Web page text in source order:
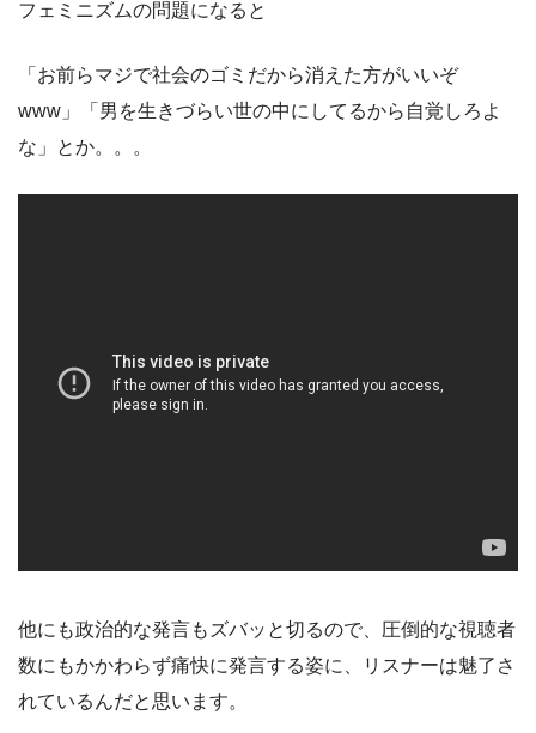
フェミニズムの問題になると
「お前らマジで社会のゴミだから消えた方がいいぞ
www」「男を生きづらい世の中にしてるから自覚しろよ
な」とか。。。
他にも政治的な発言もズバッと切るので、圧倒的な視聴者
数にもかかわらず痛快に発言する姿に、リスナーは魅了さ
れているんだと思います。